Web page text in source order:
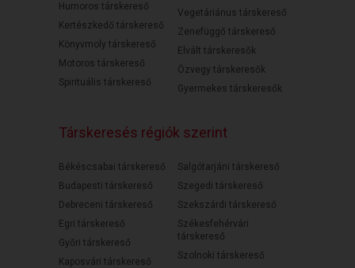
Humoros társkereső
Kertészkedő társkereső
Könyvmoly társkereső
Motoros társkereső
Spirituális társkereső
Vegetáriánus társkereső
Zenefüggő társkereső
Elvált társkeresők
Özvegy társkeresők
Gyermekes társkeresők
Társkeresés régiók szerint
Békéscsabai társkereső
Budapesti társkereső
Debreceni társkereső
Egri társkereső
Győri társkereső
Kaposvári társkereső
Salgótarjáni társkereső
Szegedi társkereső
Szekszárdi társkereső
Székesfehérvári
társkereső
Szolnoki társkereső